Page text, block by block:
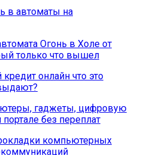
в автоматы на
Огонь в Холе от
только что вышел
онлайн что это
гаджеты, цифровую
без переплат
компьютерных